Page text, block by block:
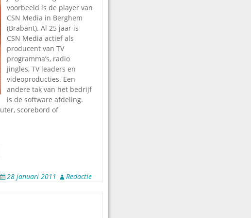
voorbeeld is de player van
CSN Media in Berghem
(Brabant). Al 25 jaar is
CSN Media actief als
producent van TV
programma’s, radio
jingles, TV leaders en
videoproducties. Een
andere tak van het bedrijf
is de software afdeling.
scorebord of
28 januari 2011 Redactie